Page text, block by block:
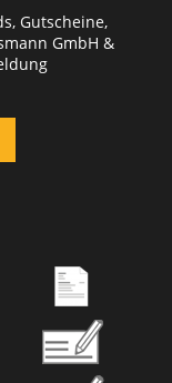
Gutscheine,
GmbH &